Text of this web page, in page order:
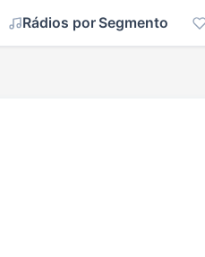
Rádios por Segmento